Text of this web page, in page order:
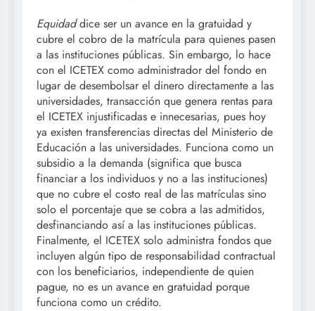
Equidaddice ser un avance en la gratuidad y
cubre el cobro de la matrícula para quienes pasen
a las instituciones públicas. Sin embargo, lo hace
con el ICETEX como administrador del fondo en
lugar de desembolsar el dinero directamente a las
universidades, transacción que genera rentas para
el ICETEX injustificadas e innecesarias, pues hoy
ya existen transferencias directas del Ministerio de
Educación a las universidades. Funciona como un
subsidio a la demanda (significa que busca
financiar a los individuos y no a las instituciones)
que no cubre el costo real de las matrículas sino
solo el porcentaje que se cobra a las admitidos,
desfinanciando así a las instituciones públicas.
Finalmente, el ICETEX solo administra fondos que
incluyen algún tipo de responsabilidad contractual
con los beneficiarios, independiente de quien
pague, no es un avance en gratuidad porque
funciona como un crédito.